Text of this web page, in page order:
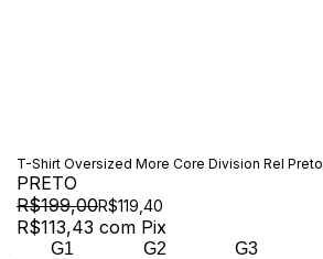
T-Shirt Oversized More Core Division Rel Preto
PRETO
R$199,00R$119,40
R$113,43 com Pix
G1 G2 G3